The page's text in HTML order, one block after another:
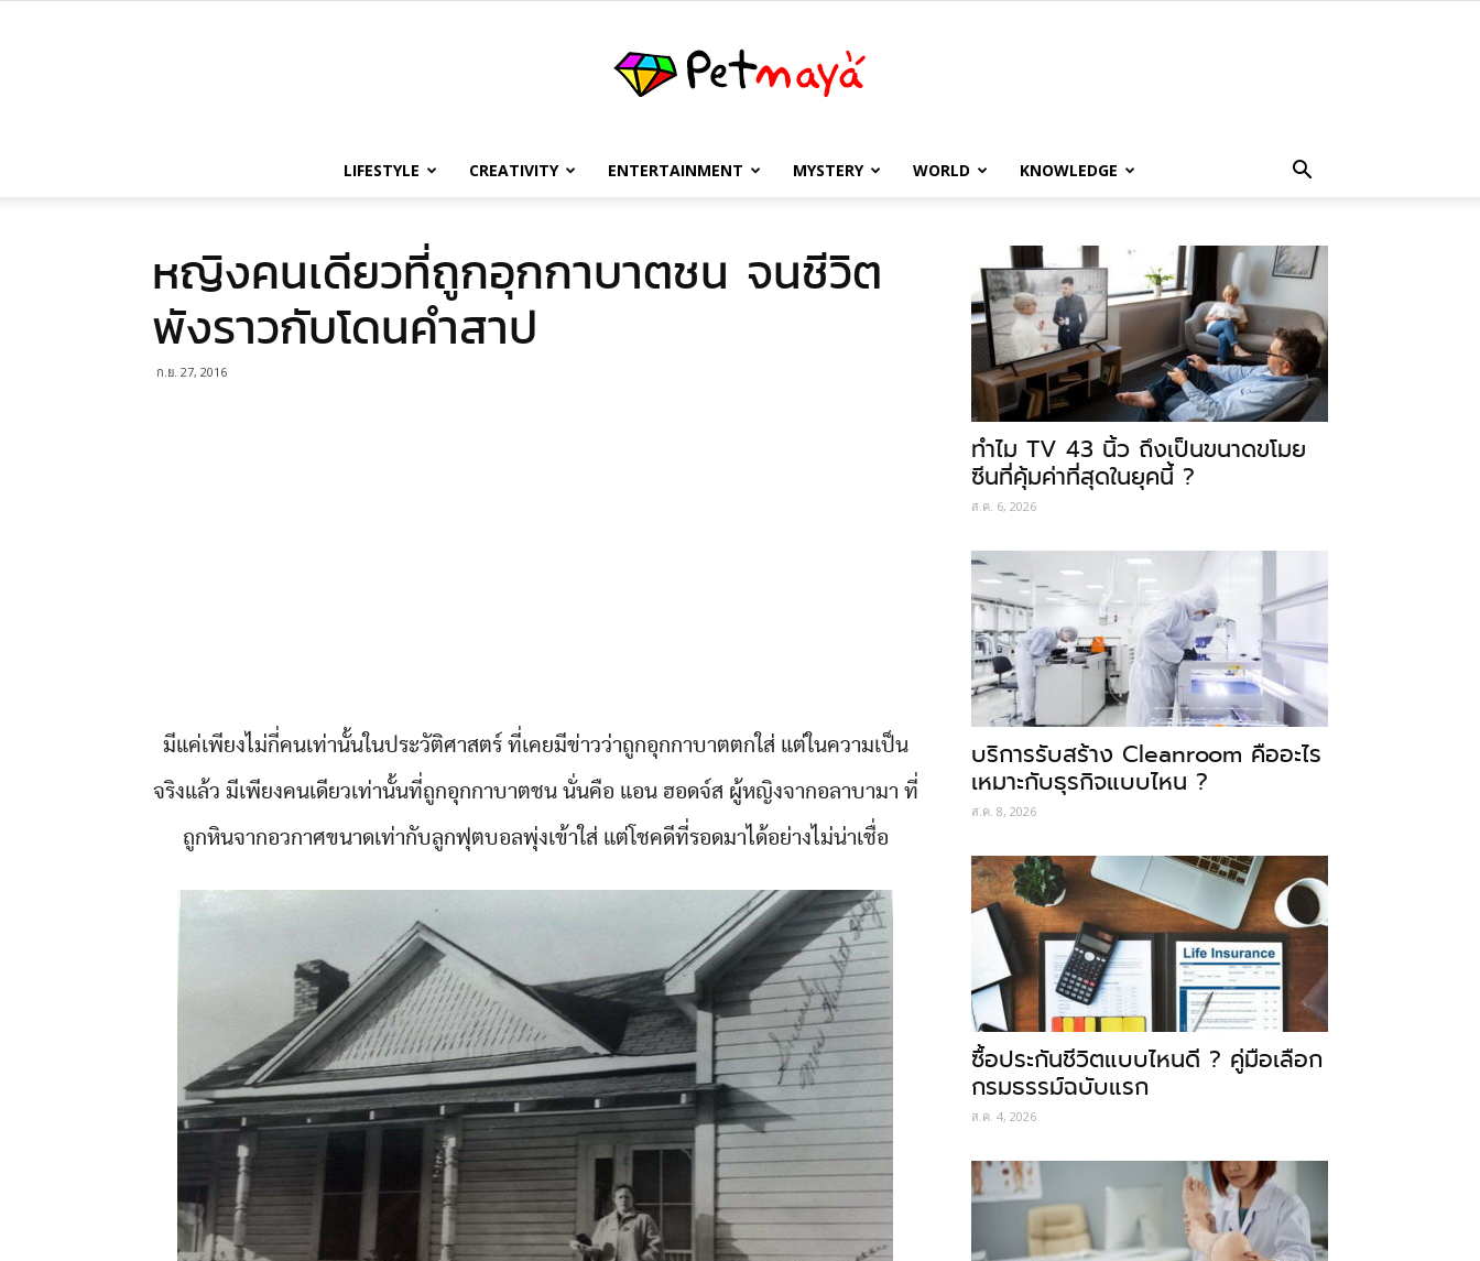
เพชร
LIFESTYLE CREATIVITY ENTERTAINMENT MYSTERY WORLD KNOWLEDGE
หญิงคนเดียวที่ถูกอุกกาบาตชน จนชีวิต
พังราวกับโดนคำสาป
ก.ย. 27, 2016
มีแค่เพียงไม่กี่คนเท่านั้นในประวัติศาสตร์ ที่เคยมีข่าวว่าถูกอุกกาบาตตกใส่ แต่ในความเป็น
จริงแล้ว มีเพียงคนเดียวเท่านั้นที่ถูกอุกกาบาตชน นั่นคือ แอน ฮอดจ์ส ผู้หญิงจากอลาบามา ที่
ถูกหินจากอวกาศขนาดเท่ากับลูกฟุตบอลพุ่งเข้าใส่ แต่โชคดีที่รอดมาได้อย่างไม่น่าเชื่อ
ทำไม TV 43 นิ้ว ถึงเป็นขนาดขโมย
ซีนที่คุ้มค่าที่สุดในยุคนี้ ?
ส.ค. 6, 2026
บริการรับสร้าง Cleanroom คืออะไร
เหมาะกับธุรกิจแบบไหน ?
ส.ค. 8, 2026
ซื้อประกันชีวิตแบบไหนดี ? คู่มือเลือก
กรมธรรม์ฉบับแรก
ส.ค. 4, 2026